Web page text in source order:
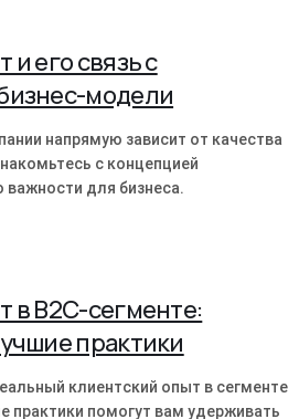
его связь с
модели
напрямую зависит от качества
с концепцией
важности для бизнеса.
в B2C-сегменте:
практики
клиентский опыт в сегменте
практики помогут вам удерживать